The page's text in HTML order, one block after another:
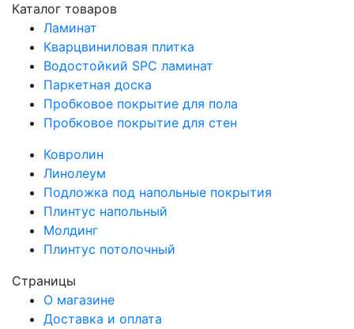
Каталог товаров
Ламинат
Кварцвиниловая плитка
Водостойкий SPC ламинат
Паркетная доска
Пробковое покрытие для пола
Пробковое покрытие для стен
Ковролин
Линолеум
Подложка под напольные покрытия
Плинтус напольный
Молдинг
Плинтус потолочный
Страницы
О магазине
Доставка и оплата